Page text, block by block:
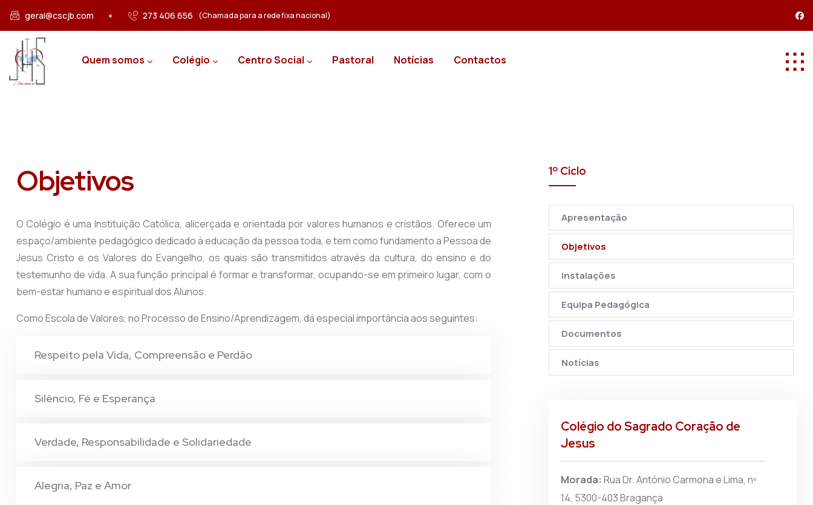
Passar para o conteúdo principal
geral@cscjb.com 273 406 656 (Chamada para a rede fixa nacional)
Quem somos Colégio Centro Social Pastoral Notícias Contactos
Objetivos
O Colégio é uma Instituição Católica, alicerçada e orientada por valores humanos e cristãos. Oferece um
espaço/ambiente pedagógico dedicado à educação da pessoa toda, e tem como fundamento a Pessoa de
Jesus Cristo e os Valores do Evangelho, os quais são transmitidos através da cultura, do ensino e do
testemunho de vida. A sua função principal é formar e transformar, ocupando-se em primeiro lugar, com o
bem-estar humano e espiritual dos Alunos.
Como Escola de Valores, no Processo de Ensino/Aprendizagem, dá especial importância aos seguintes:
Respeito pela Vida, Compreensão e Perdão
Silêncio, Fé e Esperança
Verdade, Responsabilidade e Solidariedade
Alegria, Paz e Amor
1º Ciclo
Apresentação
Objetivos
Instalações
Equipa Pedagógica
Documentos
Notícias
Colégio do Sagrado Coração de
Jesus
Morada: Rua Dr. António Carmona e Lima, nº
14, 5300-403 Bragança